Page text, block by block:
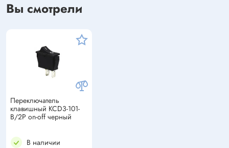
Вы смотрели
Переключатель
клавишный KCD3-101-
B/2P on-off черный
В наличии